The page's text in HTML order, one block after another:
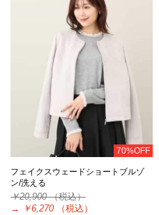
70%OFF
フェイクスウェードショートブルゾ
ン/洗える
￥20,900（税込）
→
￥6,270 （税込）